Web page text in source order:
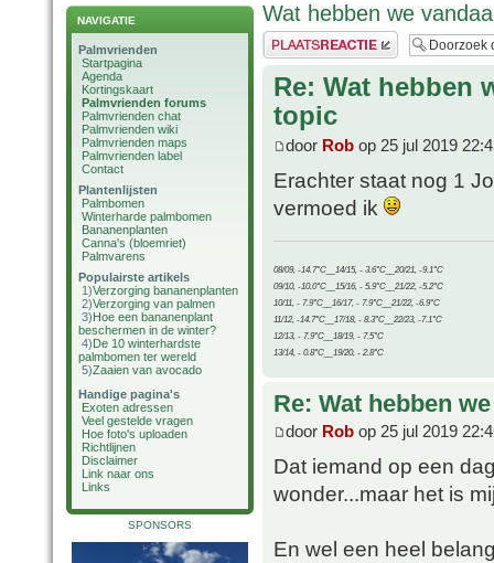
NAVIGATIE
Palmvrienden
Startpagina
Agenda
Kortingskaart
Palmvrienden forums
Palmvrienden chat
Palmvrienden wiki
Palmvrienden maps
Palmvrienden label
Contact
Plantenlijsten
Palmbomen
Winterharde palmbomen
Bananenplanten
Canna's (bloemriet)
Palmvarens
Populairste artikels
1)Verzorging bananenplanten
2)Verzorging van palmen
3)Hoe een bananenplant
beschermen in de winter?
4)De 10 winterhardste
palmbomen ter wereld
5)Zaaien van avocado
Handige pagina's
Exoten adressen
Veel gestelde vragen
Hoe foto's uploaden
Richtlijnen
Disclaimer
Link naar ons
Links
SPONSORS
Wat hebben we
Plaats een reactie
Re: Wat hebben
topic
door Rob op 25 jul 2019
Erachter staat nog 1
vermoed ik
08/09, -14.7°C__14/15, - 3.6°C__20/21, -9.1°C
09/10, -10.0°C__15/16, - 5.9°C__21/22, -5.2°C
10/11, - 7.9°C__16/17, - 7.9°C__21/22, -6.9°C
11/12, -14.7°C__17/18, - 8.3°C__22/23, -7.1°C
12/13, - 7.9°C__18/19, - 7.5°C
13/14, - 0.8°C__19/20, - 2.8°C
Re: Wat hebben
door Rob op 25 jul 2019
Dat iemand op een
wonder...maar het is
En wel een heel